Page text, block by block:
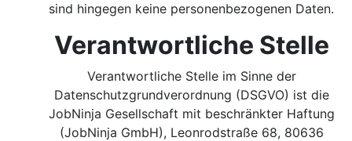
sind hingegen keine personenbezogenen Daten.
Verantwortliche Stelle
Verantwortliche Stelle im Sinne der
Datenschutzgrundverordnung (DSGVO) ist die
JobNinja Gesellschaft mit beschränkter Haftung
(JobNinja GmbH), Leonrodstraße 68, 80636